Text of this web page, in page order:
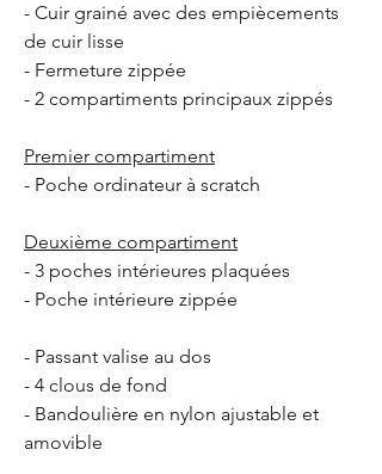
- Cuir grainé avec des empiècements
de cuir lisse
- Fermeture zippée
- 2 compartiments principaux zippés
Premier compartiment
- Poche ordinateur à scratch
Deuxième compartiment
- 3 poches intérieures plaquées
- Poche intérieure zippée
- Passant valise au dos
- 4 clous de fond
- Bandoulière en nylon ajustable et
amovible